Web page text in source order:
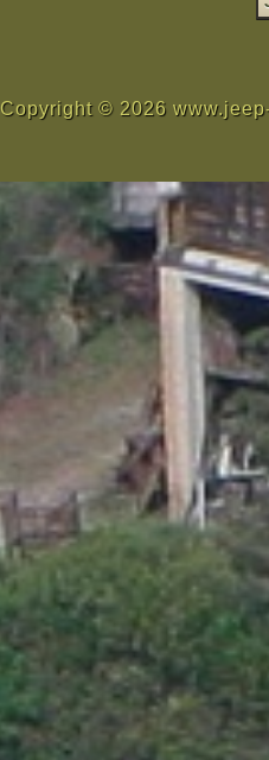
Copyright © 2026